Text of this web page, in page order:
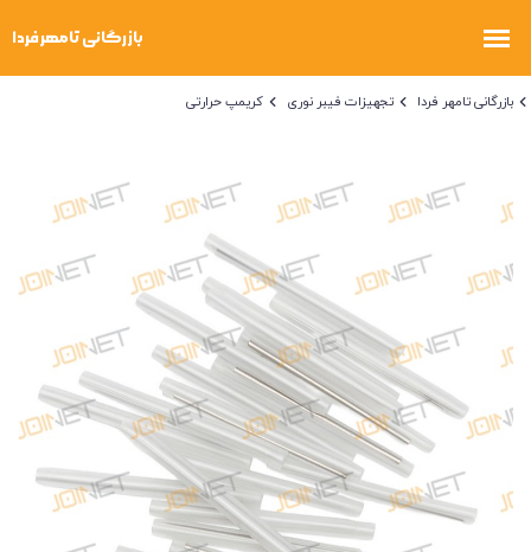
بازرگانی تامهر فردا تجهیزات فیبر نوری کریمپ حرارتی